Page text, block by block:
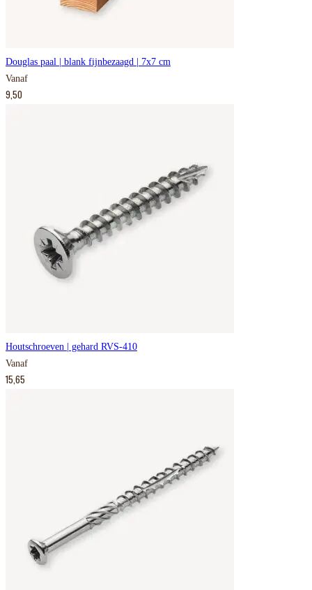
Douglas paal | blank fijnbezaagd | 7x7 cm
Vanaf
9,50
Houtschroeven | gehard RVS-410
Vanaf
15,65